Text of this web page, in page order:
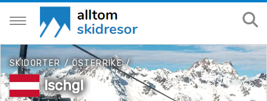
SKIDORTER /ÖSTERRIKE/
Ischgl